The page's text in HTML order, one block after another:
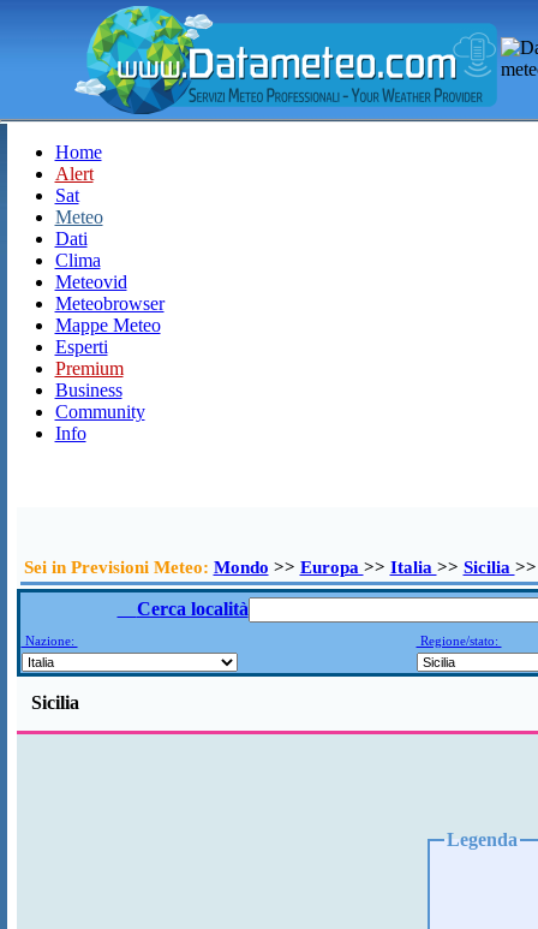
Home
Alert
Sat
Meteo
Dati
Clima
Meteovid
Meteobrowser
Mappe Meteo
Esperti
Premium
Business
Community
Info
Sei in Previsioni Meteo: Mondo >> Europa >> Italia >> Sicilia
Cerca località
Nazione: Regione/stato:
Sicilia
Legenda